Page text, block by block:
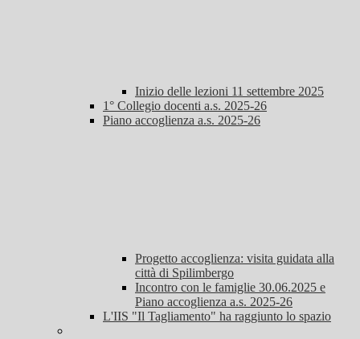
Inizio delle lezioni 11 settembre 2025
1° Collegio docenti a.s. 2025-26
Piano accoglienza a.s. 2025-26
Progetto accoglienza: visita guidata alla
città di Spilimbergo
Incontro con le famiglie 30.06.2025 e
Piano accoglienza a.s. 2025-26
L'IIS "Il Tagliamento" ha raggiunto lo spazio